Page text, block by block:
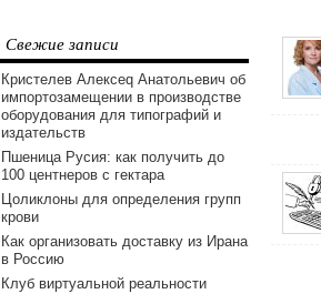
Свежие записи
Кристелев Алексеq Анатольевич об
импортозамещении в производстве
оборудования для типографий и
издательств
Пшеница Русия: как получить до
100 центнеров с гектара
Цоликлоны для определения групп
крови
Как организовать доставку из Ирана
в Россию
Клуб виртуальной реальности